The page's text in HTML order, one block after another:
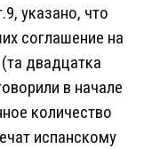
указано, что
соглашение на
двадцатка
в начале
количество
испанскому